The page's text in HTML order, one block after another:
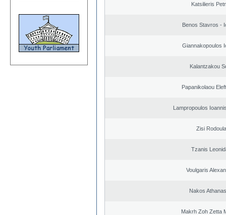
Katsilieris
Benos Stavros -
Giannakopoulos
Kalantzakou
Papanikolaou
Lampropoulos
Zisi Rodoula
Tzanis
Voulgaris
Nakos
Makrh Zoh Zetta